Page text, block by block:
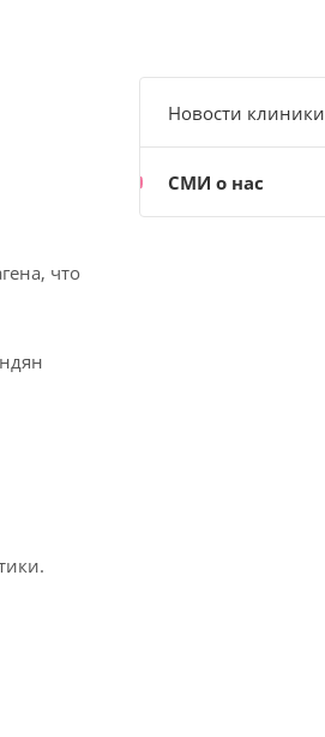
что
Новости клиники
СМИ о нас